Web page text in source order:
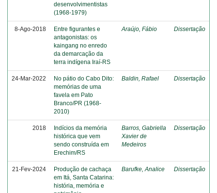
desenvolvimentistas
(1968-1979)
8-Ago-2018
Entre figurantes e
antagonistas: os
kaingang no enredo
da demarcação da
terra indígena Iraí-RS
Araújo, Fábio Dissertação
24-Mar-2022
No pátio do Cabo Dito:
memórias de uma
favela em Pato
Branco/PR (1968-
2010)
Baldin, Rafael Dissertação
2018
Indícios da memória
histórica que vem
sendo construída em
Erechim/RS
Barros, Gabriella
Xavier de
Medeiros
Dissertação
21-Fev-2024
Produção de cachaça
em Itá, Santa Catarina:
história, memória e
Barufke, Analice Dissertação